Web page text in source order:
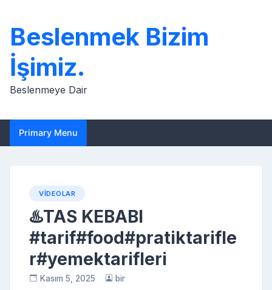
content
Beslenmek Bizim
İşimiz.
Beslenmeye Dair
Primary Menu
VIDEOLAR
♨️TAS KEBABI
#tarif#food#pratiktarifle
r#yemektarifleri
Kasım 5, 2025 bir